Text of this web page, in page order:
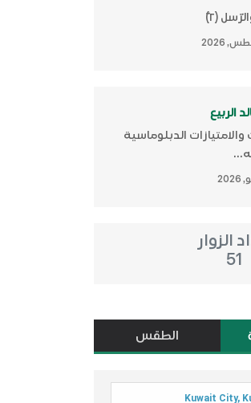
(٢)ّ
الربيع
والامتيازات الدبلوماسية
الزوار
51
الطقس